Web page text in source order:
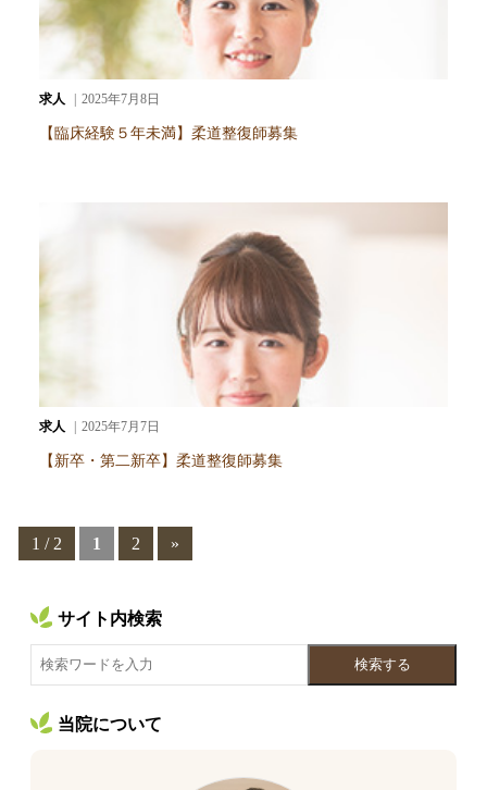
求人 2025年7月8日
【臨床経験５年未満】柔道整復師募集
求人 2025年7月7日
【新卒・第二新卒】柔道整復師募集
1 / 2 1 2 »
サイト内検索
検索する
当院について